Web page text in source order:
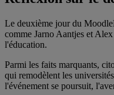
Le deuxième jour du
comme Jarno Aantjes et
l'éducation.
Parmi les faits marquants,
qui remodèlent les
l'événement se poursuit,